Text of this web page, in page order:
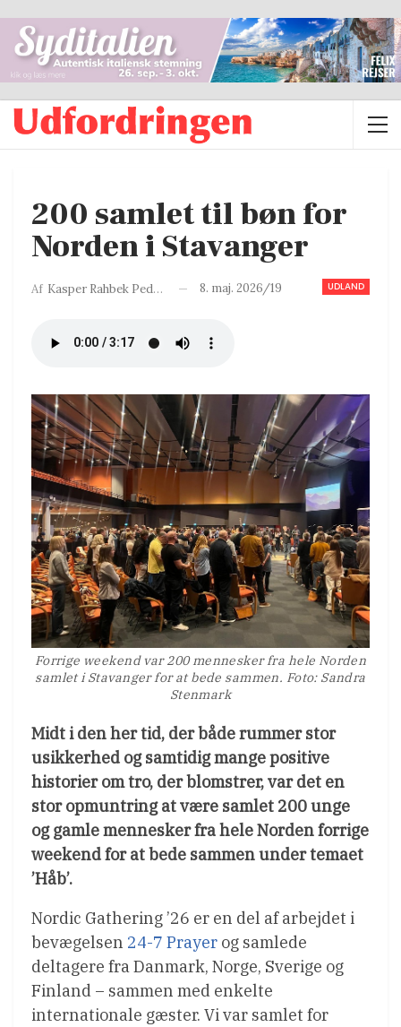
200 samlet til bøn for
Norden i Stavanger
UDLAND
Af Kasper Rahbek Pedersen 8. maj. 2026/19
Forrige weekend var 200 mennesker fra hele Norden
samlet i Stavanger for at bede sammen. Foto: Sandra
Stenmark
Midt i den her tid, der både rummer stor
usikkerhed og samtidig mange positive
historier om tro, der blomstrer, var det en
stor opmuntring at være samlet 200 unge
og gamle mennesker fra hele Norden forrige
weekend for at bede sammen under temaet
’Håb’.
Nordic Gathering ’26 er en del af arbejdet i
bevægelsen 24-7 Prayer og samlede
deltagere fra Danmark, Norge, Sverige og
Finland – sammen med enkelte
internationale gæster. Vi var samlet for